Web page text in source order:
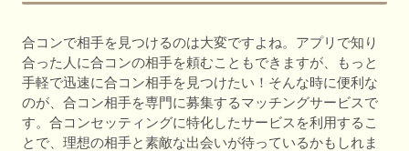
合コンで相手を見つけるのは大変ですよね。アプリで知り
合った人に合コンの相手を頼むこともできますが、もっと
手軽で迅速に合コン相手を見つけたい！そんな時に便利な
のが、合コン相手を専門に募集するマッチングサービスで
す。合コンセッティングに特化したサービスを利用するこ
とで、理想の相手と素敵な出会いが待っているかもしれま